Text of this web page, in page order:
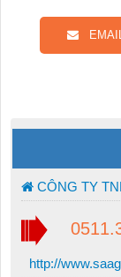
EMAIL
CÔNG TY
http://